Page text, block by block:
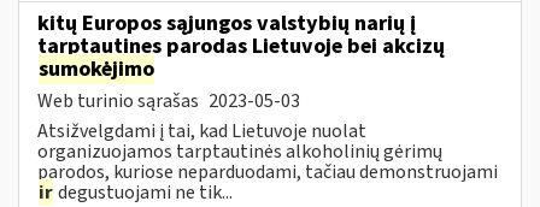
kitų Europos sąjungos valstybių narių į
tarptautines parodas Lietuvoje bei akcizų
sumokėjimo
Web turinio sąrašas 2023-05-03
Atsižvelgdami į tai, kad Lietuvoje nuolat
organizuojamos tarptautinės alkoholinių gėrimų
parodos, kuriose neparduodami, tačiau demonstruojami
irdegustuojami ne tik...